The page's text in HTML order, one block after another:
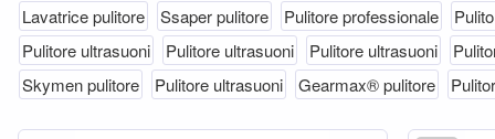
Lavatrice pulitore
Ssaper pulitore Pulitore professionale
Pulitore ultrasuoni
Pulitore ultrasuoni Pulitore ultrasuoni
Skymen pulitore
Pulitore ultrasuoni Gearmax® pulitore